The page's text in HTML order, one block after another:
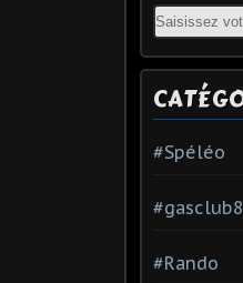
Email
#Spéléo
#Rando